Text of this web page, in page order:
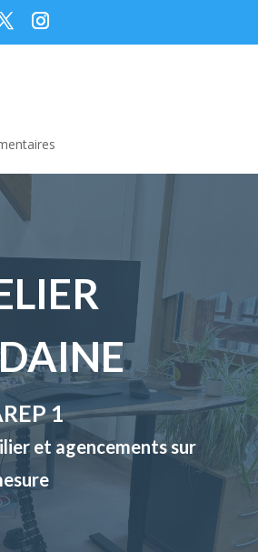
1
et agencements sur